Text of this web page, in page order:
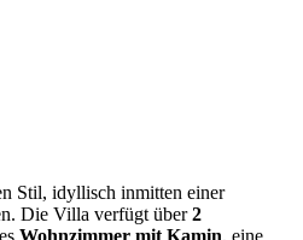
Stil, idyllisch inmitten einer
Die Villa verfügt über2
Wohnzimmer mit Kamin, eine